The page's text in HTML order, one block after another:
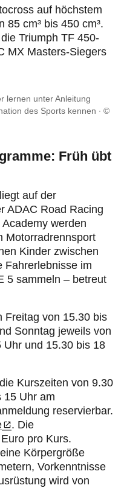
auf höchstem
85 cm³ bis 450 cm³.
Triumph TF 450-
MX Masters-Siegers
lernen unter Anleitung
des Sports kennen
©
Früh übt
auf der
ADAC Road Racing
werden
Motorradrennsport
Kinder zwischen
Fahrerlebnisse im
5 sammeln – betreut
Freitag von 15.30 bis
Sonntag jeweils von
Uhr und 15.30 bis 18
Kurszeiten von 9.30
15 Uhr am
reservierbar.
. Die
pro Kurs.
Körpergröße
Vorkenntnisse
wird von